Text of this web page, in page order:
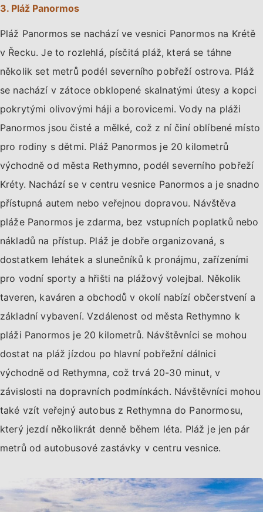
3. Pláž Panormos
Pláž Panormos se nachází ve vesnici Panormos na Krétě
v Řecku. Je to rozlehlá, písčitá pláž, která se táhne
několik set metrů podél severního pobřeží ostrova. Pláž
se nachází v zátoce obklopené skalnatými útesy a kopci
pokrytými olivovými háji a borovicemi. Vody na pláži
Panormos jsou čisté a mělké, což z ní činí oblíbené místo
pro rodiny s dětmi. Pláž Panormos je 20 kilometrů
východně od města Rethymno, podél severního pobřeží
Kréty. Nachází se v centru vesnice Panormos a je snadno
přístupná autem nebo veřejnou dopravou. Návštěva
pláže Panormos je zdarma, bez vstupních poplatků nebo
nákladů na přístup. Pláž je dobře organizovaná, s
dostatkem lehátek a slunečníků k pronájmu, zařízeními
pro vodní sporty a hřišti na plážový volejbal. Několik
taveren, kaváren a obchodů v okolí nabízí občerstvení a
základní vybavení. Vzdálenost od města Rethymno k
pláži Panormos je 20 kilometrů. Návštěvníci se mohou
dostat na pláž jízdou po hlavní pobřežní dálnici
východně od Rethymna, což trvá 20-30 minut, v
závislosti na dopravních podmínkách. Návštěvníci mohou
také vzít veřejný autobus z Rethymna do Panormosu,
který jezdí několikrát denně během léta. Pláž je jen pár
metrů od autobusové zastávky v centru vesnice.